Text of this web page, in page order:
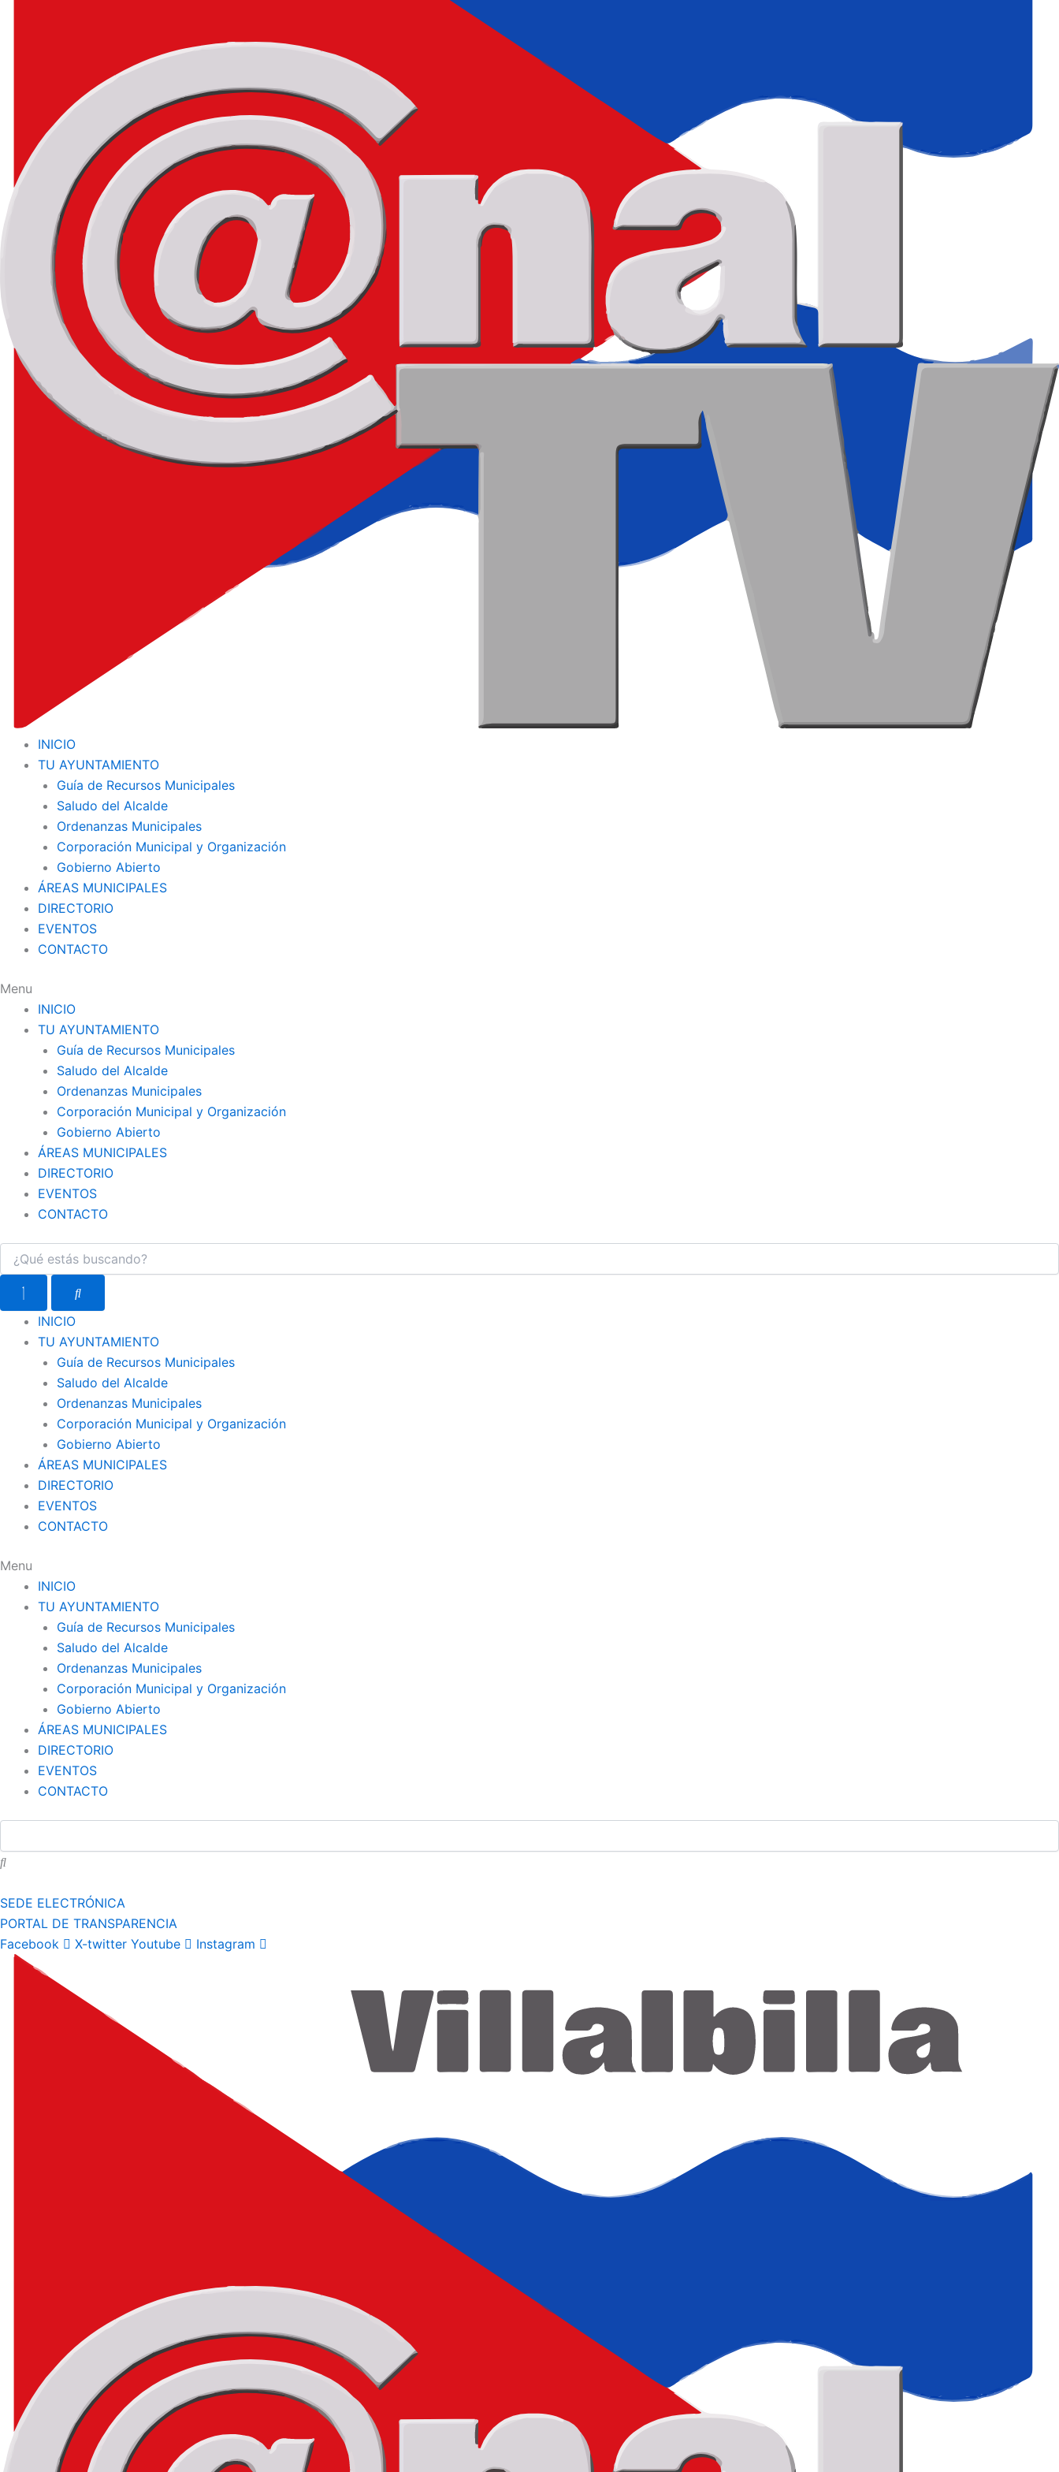
INICIO
TU AYUNTAMIENTO
Guía de Recursos Municipales
Saludo del Alcalde
Ordenanzas Municipales
Corporación Municipal y Organización
Gobierno Abierto
ÁREAS MUNICIPALES
DIRECTORIO
EVENTOS
CONTACTO
Menu
INICIO
TU AYUNTAMIENTO
Guía de Recursos Municipales
Saludo del Alcalde
Ordenanzas Municipales
Corporación Municipal y Organización
Gobierno Abierto
ÁREAS MUNICIPALES
DIRECTORIO
EVENTOS
CONTACTO
INICIO
TU AYUNTAMIENTO
Guía de Recursos Municipales
Saludo del Alcalde
Ordenanzas Municipales
Corporación Municipal y Organización
Gobierno Abierto
ÁREAS MUNICIPALES
DIRECTORIO
EVENTOS
CONTACTO
Menu
INICIO
TU AYUNTAMIENTO
Guía de Recursos Municipales
Saludo del Alcalde
Ordenanzas Municipales
Corporación Municipal y Organización
Gobierno Abierto
ÁREAS MUNICIPALES
DIRECTORIO
EVENTOS
CONTACTO
SEDE ELECTRÓNICA
PORTAL DE TRANSPARENCIA
Facebook
X-twitter Youtube Instagram